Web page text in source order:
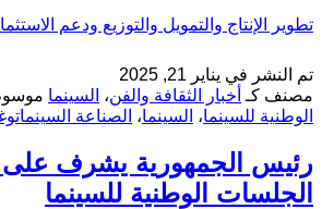
تطوير الإنتاج والتمويل والتوزيع ودعم
تم النشر في يناير 21, 2025
مصنف كـ أخبار الثقافة والفن، السينما
الوطنية للسينما، السينما، الصناعة
رئيس الجمهورية يشرف على
الجلسات الوطنية للسينما